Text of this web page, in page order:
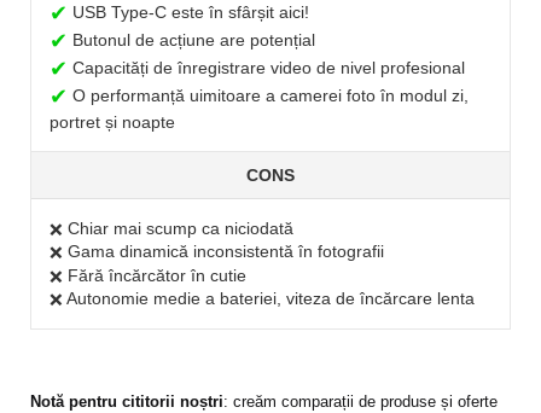
✔ USB Type-C este în sfârșit aici!
✔ Butonul de acțiune are potențial
✔ Capacități de înregistrare video de nivel profesional
✔ O performanță uimitoare a camerei foto în modul zi,
portret și noapte
CONS
❌ Chiar mai scump ca niciodată
❌ Gama dinamică inconsistentă în fotografii
❌ Fără încărcător în cutie
❌ Autonomie medie a bateriei, viteza de încărcare lenta
Notă pentru cititorii noștri: creăm comparații de produse și oferte